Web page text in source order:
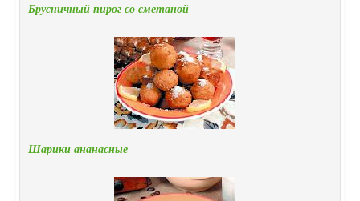
Брусничный пирог со сметаной
Шарики ананасные